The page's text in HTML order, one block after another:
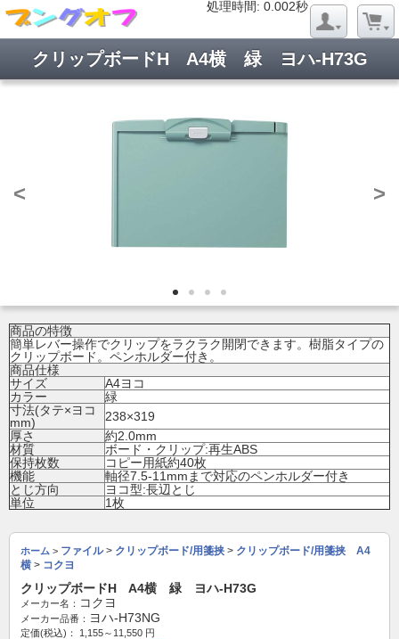
処理時間: 0.002秒
クリップボードH A4横 緑 ヨハ-H73G
< >
商品の特徴
簡単レバー操作でクリップをラクラク開閉できます。樹脂タイプの
クリップボード。ペンホルダー付き。
商品仕様
サイズ
A4ヨコ
カラー
緑
寸法(タテ×ヨコ
mm)
238×319
厚さ
約2.0mm
材質
ボード・クリップ:再生ABS
保持枚数
コピー用紙約40枚
機能
軸径7.5-11mmまで対応のペンホルダー付き
とじ方向
ヨコ型:長辺とじ
単位
1枚
ホーム > ファイル> クリップボード/用箋挟 > クリップボード/用箋挟 A4
横 > コクヨ
クリップボードH A4横 緑 ヨハ-H73G
メーカー名： コクヨ
メーカー品番： ヨハ-H73NG
定価(税込)： 1,155～11,550 円
処理時間: 0.021秒